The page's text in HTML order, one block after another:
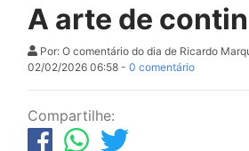
A arte de
Por: O comentário do dia de Ricardo
02/02/2026 06:58 - 0 comentário
Compartilhe: